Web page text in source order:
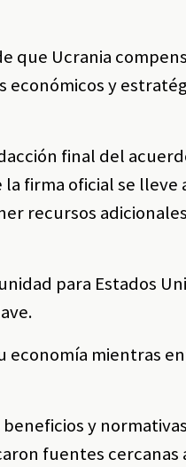
que Ucrania
y
final del
firma oficial se lleve
recursos
para Estados
economía mientras
y
fuentes cercanas